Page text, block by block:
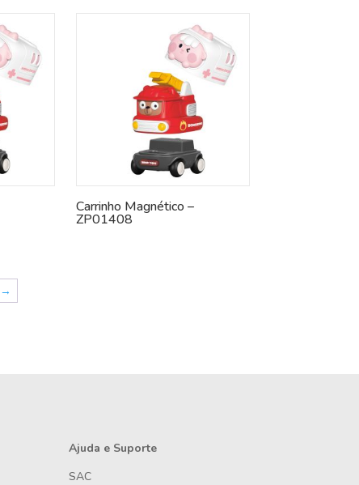
Carrinho Magnético –
ZP01408
→
Ajuda e Suporte
SAC